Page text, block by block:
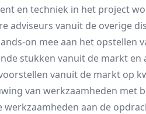
en techniek in het project
adviseurs vanuit de overige
on mee aan het opstellen
stukken vanuit de markt en
vanuit de markt op
van werkzaamheden met
aan de